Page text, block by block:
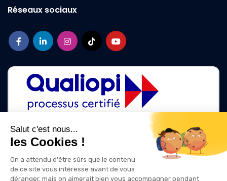
Salut c'est nous...
les Cookies !
On a attendu d'être sûrs que le contenu
de ce site vous intéresse avant de vous
déranger, mais on aimerait bien vous accompagner pendant
Réseaux sociaux
La certification qualité a été délivrée au titre des catégories d'action
ACTIONS DE FORMATION
ACTIONS DE FORMATION PAR APPRENTISSAGE